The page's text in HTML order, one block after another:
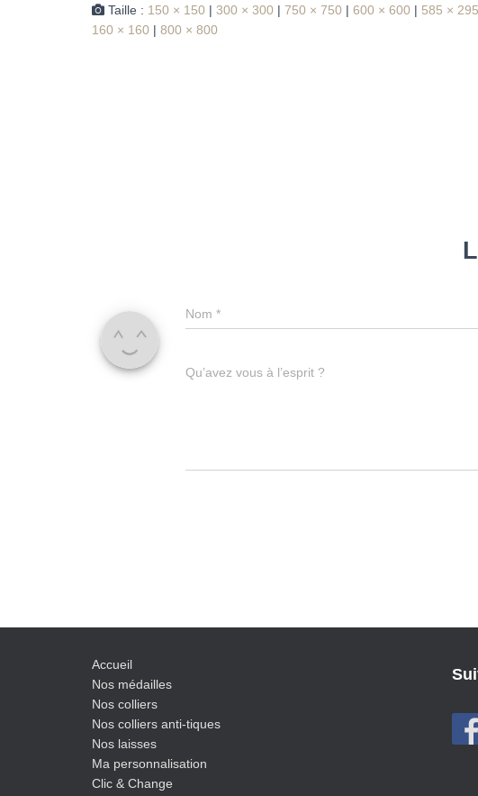
Taille : 150 × 150 | 300 × 300 | 750 × 750 | 600 × 600 | 585 × 295
160 × 160 | 800 × 800
Nom *
Qu’avez vous à l’esprit ?
Accueil
Nos médailles
Nos colliers
Nos colliers anti-tiques
Nos laisses
Ma personnalisation
Clic & Change